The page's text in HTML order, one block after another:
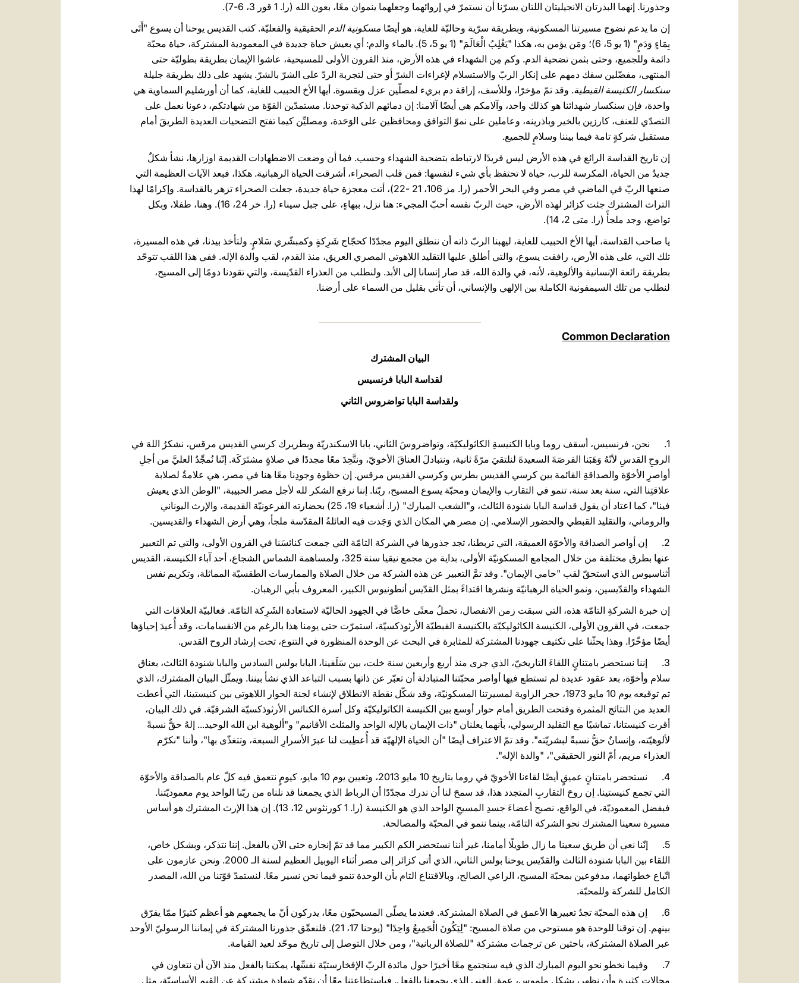
وجذورنا. إنهما البذرتان الانجيليتان اللتان يسرّنا أن نستمرّ في إروائهما وجعلهما ينموان معًا، بعون الله (را. 1 قور 3، 6-7).
إن ما يدعم نضوج مسيرتنا المسكونية، وبطريقة سرّية وحاليّة للغاية، هو أيضًا مسكونية الدم الحقيقية والفعليّة. كتب القديس يوحنا أن يسوع "أَتَى
بِمَاءٍ وَدَمٍ" (1 يو 5، 6)؛ ومَن يؤمن به، هكذا "يَغْلِبُ الْعَالَمَ" (1 يو 5، 5). بالماء والدم: أي بعيش حياة جديدة في المعمودية المشتركة، حياة محبّة
دائمة وللجميع، وحتى بثمن تضحية الدم. وكم مِن الشهداء في هذه الأرض، منذ القرون الأولى للمسيحية، عاشوا الإيمان بطريقة بطوليّة حتى
المنتهى، مفضّلين سفك دمهم على إنكار الربّ والاستسلام لإغراءات الشرّ أو حتى لتجربة الردّ على الشرّ بالشرّ. يشهد على ذلك بطريقة جليلة
سنكسار الكنيسة القبطية. وقد تمّ مؤخرًا، وللأسف، إراقة دم بريء لمصلّين عزل وبقسوة. أيها الأخ الحبيب للغاية، كما أن أورشليم السماوية هي
واحدة، فإن سنكسار شهدائنا هو كذلك واحد، وآلامكم هي أيضًا آلامنا: إن دمائهم الذكية توحدنا. مستمدّين القوّة من شهادتكم، دعونا نعمل على
التصدّي للعنف، كارزين بالخير وباذرينه، وعاملين على نموّ التوافق ومحافظين على الوَحَدة، ومصليِّن كيما تفتح التضحيات العديدة الطريقَ أمام
مستقبل شركةٍ تامة فيما بيننا وسلامٍ للجميع.
إن تاريخ القداسة الرائع في هذه الأرض ليس فريدًا لارتباطه بتضحية الشهداء وحسب. فما أن وضعت الاضطهادات القديمة اوزارها، نشأ شكلٌ
جديدٌ من الحياة، المكرسة للرب، حياة لا تحتفظ بأي شيء لنفسها: فمن قلب الصحراء، أشرقت الحياة الرهبانية. هكذا، فبعد الآيات العظيمة التي
صنعها الربّ في الماضي في مصر وفي البحر الأحمر (را. مز 106، 21 -22)، أتت معجزة حياة جديدة، جعلت الصحراء تزهر بالقداسة. وإكرامًا لهذا
التراث المشترك جئت كزائر لهذه الأرض، حيث الربّ نفسه أحبّ المجيء: هنا نزل، ببهاءٍ، على جبل سيناء (را. خر 24، 16). وهنا، طفلا، وبكل
تواضع، وجد ملجأً (را. متى 2، 14).
يا صاحب القداسة، أيها الأخ الحبيب للغاية، ليهبنا الربّ ذاته أن ننطلق اليوم مجدّدًا كحجّاج شَرِكةٍ وكمبشّري سَلامٍ. ولتأخذ بيدنا، في هذه المسيرة،
تلك التي، على هذه الأرض، رافقت يسوع، والتي أطلق عليها التقليد اللاهوتي المصري العريق، منذ القدم، لقب والدة الإله. ففي هذا اللقب تتوحّد
بطريقة رائعة الإنسانية والألوهية، لأنه، في والدة الله، قد صار إنسانا إلى الأبد. ولنطلب من العذراء القدّيسة، والتي تقودنا دومًا إلى المسيح،
لنطلب من تلك السيمفونية الكاملة بين الإلهي والإنساني، أن تأتي بقليل من السماء على أرضنا.
Common Declaration
البيان المشترك
لقداسة البابا فرنسيس
ولقداسة البابا تواضروس الثاني
1. نحن، فرنسيس، أسقف روما وبابا الكنيسةِ الكاثوليكيّة، وتواضروسَ الثاني، بابا الاسكندريّة وبطريرك كرسي القديس مرقس، نشكرُ اللهَ في
الروحِ القدسِ لأنّهُ وَهَبَنا الفرصَةَ السعيدةَ لنلتقيَ مرّةً ثانية، ونتبادلَ العناقَ الأخويّ، ونتَّحِدَ معًا مجددًا في صلاةٍ مشتَرَكَة. إنّنا نُمجِّدُ العليَّ من أجلِ
أواصرِ الأخوّة والصداقةِ القائمة بين كرسي القديس بطرس وكرسي القديس مرقس. إن حظوة وجودِنا معًا هنا في مصر، هي علامةٌ لصلابة
علاقتِنا التي، سنة بعد سنة، تنمو في التقارب والإيمان ومحبّة يسوع المسيح، ربّنا. إننا نرفع الشكر لله لأجل مصر الحبيبة، "الوطن الذي يعيش
فينا"، كما اعتاد أن يقول قداسة البابا شنودة الثالث، و"الشعب المبارك" (را. أشعياء 19، 25) بحضارته الفرعونيّة القديمة، والإرث اليوناني
والروماني، والتقليد القبطي والحضور الإسلامي. إن مصر هي المكان الذي وَجَدت فيه العائلةُ المقدّسة ملجأ، وهي أرض الشهداء والقديسين.
2. إن أواصر الصداقة والأخوّة العميقة، التي تربطنا، تجد جذورها في الشركة التامّة التي جمعت كنائسَنا في القرون الأولى، والتي تم التعبير
عنها بطرق مختلفة من خلال المجامع المسكونيّة الأولى، بداية من مجمع نيقيا سنة 325، ولمساهمة الشماس الشجاع، أحد آباء الكنيسة، القديس
أثناسيوس الذي استحقّ لقب "حامي الإيمان". وقد تمَّ التعبير عن هذه الشركة من خلال الصلاة والممارسات الطقسيّة المماثلة، وتكريم نفس
الشهداء والقدّيسين، ونمو الحياة الرهبانيّة ونشرها اقتداءً بمثل القدّيس أنطونيوس الكبير، المعروف بأبي الرهبان.
إن خبرة الشركةِ التامّة هذه، التي سبقت زمن الانفصال، تحملُ معنًى خاصًّا في الجهود الحاليّة لاستعادة الشَرِكة التامّة. فغالبيّة العلاقات التي
جمعت، في القرون الأولى، الكنيسة الكاثوليكيّة بالكنيسة القبطيّة الأرثوذكسيّة، استمرّت حتى يومنا هذا بالرغم من الانقسامات، وقد أُعيدَ إحياؤها
أيضًا مؤخّرًا. وهذا يحثّنا على تكثيف جهودنا المشتركة للمثابرة في البحث عن الوحدة المنظورة في التنوع، تحت إرشاد الروح القدس.
3. إننا نستحضر بامتنانٍ اللقاءَ التاريخيّ، الذي جرى منذ أربع وأربعين سنة خلت، بين سَلَفينا، البابا بولس السادس والبابا شنودة الثالث، بعناق
سلام وأخوّة، بعد عقود عديدة لم تستطع فيها أواصر محبّتنا المتبادلة أن تعبّر عن ذاتها بسبب التباعد الذي نشأ بيننا. ويمثّل البيان المشترك، الذي
تم توقيعه يوم 10 مايو 1973، حجر الزاوية لمسيرتنا المسكونيّة، وقد شكّل نقطة الانطلاق لإنشاء لجنة الحوار اللاهوتي بين كنيستينا، التي أعطت
العديد من النتائج المثمرة وفتحت الطريق أمام حوار أوسع بين الكنيسة الكاثوليكيّة وكل أسرة الكنائس الأرثوذكسيّة الشرقيّة. في ذلك البيان،
أقرت كنيستانا، تماشيًا مع التقليد الرسولي، بأنهما يعلنان "ذات الإيمان بالإله الواحد والمثلث الأقانيم" و"ألوهية ابن الله الوحيد... إلهٌ حقٌّ نسبةً
لألوهيّته، وإنسانٌ حقُّ نسبةً لبشريّته". وقد تمّ الاعتراف أيضًا "أن الحياة الإلهيّة قد أُعطِيت لنا عبرَ الأسرارِ السبعة، وتتغذّى بها"، وأننا "نكرّم
العذراء مريم، أمّ النور الحقيقي"، "والدة الإله".
4. نستحضر بامتنانٍ عميقٍ أيضًا لقاءنا الأخويّ في روما بتاريخ 10 مايو 2013، وتعيين يوم 10 مايو، كيومٍ نتعمق فيه كلّ عام بالصداقة والأخوّة
التي تجمع كنيستينا. إن روحَ التقاربِ المتجدد هذا، قد سمحَ لنا أن ندرك مجدّدًا أن الرباط الذي يجمعنا قد نلناه من ربّنا الواحد يوم معموديّتنا.
فبفضل المعموديّة، في الواقع، نصبح أعضاءَ جسدِ المسيحِ الواحد الذي هو الكنيسة (را. 1 كورنثوس 12، 13). إن هذا الإرث المشترك هو أساس
مسيرة سعينا المشترك نحو الشركة التامّة، بينما ننمو في المحبّة والمصالحة.
5. إنّنا نعي أن طريق سعينا ما زال طويلًا أمامنا، غير أننا نستحضر الكم الكبير مما قد تمّ إنجازه حتى الآن بالفعل. إننا نتذكر، وبشكل خاص،
اللقاء بين البابا شنودة الثالث والقدّيس يوحنا بولس الثاني، الذي أتى كزائر إلى مصر أثناء اليوبيل العظيم لسنة الـ 2000. ونحن عازمون على
اتّباع خطواتهما، مدفوعين بمحبّة المسيح، الراعي الصالح، وبالاقتناع التام بأن الوحدة تنمو فيما نحن نسير معًا. لنستمدّ قوّتنا من الله، المصدر
الكامل للشركة وللمحبّة.
6. إن هذه المحبّة تجدُ تعبيرها الأعمق في الصلاة المشتركة. فعندما يصلّي المسيحيّون معًا، يدركون أنّ ما يجمعهم هو أعظم كثيرًا ممّا يفرّق
بينهم. إن توقنا للوحدة هو مستوحى من صلاة المسيح: "لِيَكُونَ الْجَمِيعُ وَاحِدًا" (يوحنا 17، 21). فلنعمِّق جذورنا المشتركة في إيماننا الرسوليّ الأوحد
عبر الصلاة المشتركة، باحثين عن ترجمات مشتركة "للصلاة الربانية"، ومن خلال التوصل إلى تاريخ موحّد لعيد القيامة.
7. وفيما نخطو نحو اليوم المبارك الذي فيه سنجتمع معًا أخيرًا حول مائدة الربّ الإفخارستيّة نفسِّها، يمكننا بالفعل منذ الآن أن نتعاون في
مجالات كثيرة وأن نظهر، بشكل ملموس، عمق الغنى الذي يجمعنا بالفعل. فباستطاعتنا معًا أن نقدّم شهادة مشتركة عن القيم الأساسيّة، مثل